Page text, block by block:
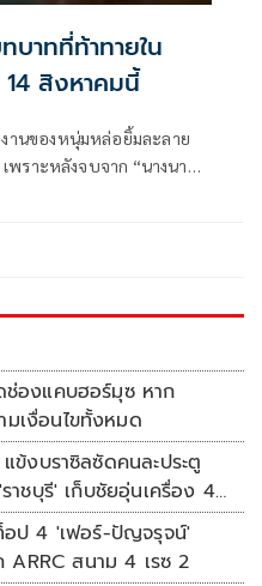
บาทที่ท้าทายใน
สิงหาคมนี้
านของหนุ่มหล่อยิ้มละลาย
พราะหลังจบจาก “นางนาค
ช่องแคบฮอร์มุซ หาก
เงื่อนไขทั้งหมด
ข้งบราซิลซัดคนละประตู
าชบุรี' เก็บชัยอุ่นเครื่อง 4
ป 4 'เฟอร์-ปัญจรุจน์'
สนาม 4 เรซ 2